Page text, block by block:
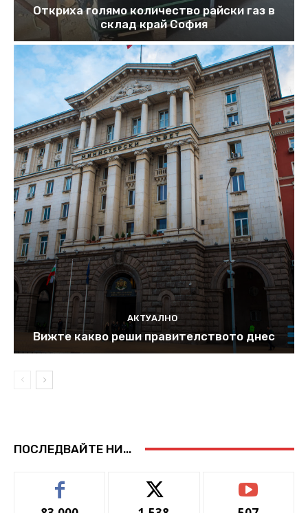
Откриха голямо количество райски газ в
склад край София
АКТУАЛНО
Вижте какво реши правителството днес
ПОСЛЕДВАЙТЕ НИ...